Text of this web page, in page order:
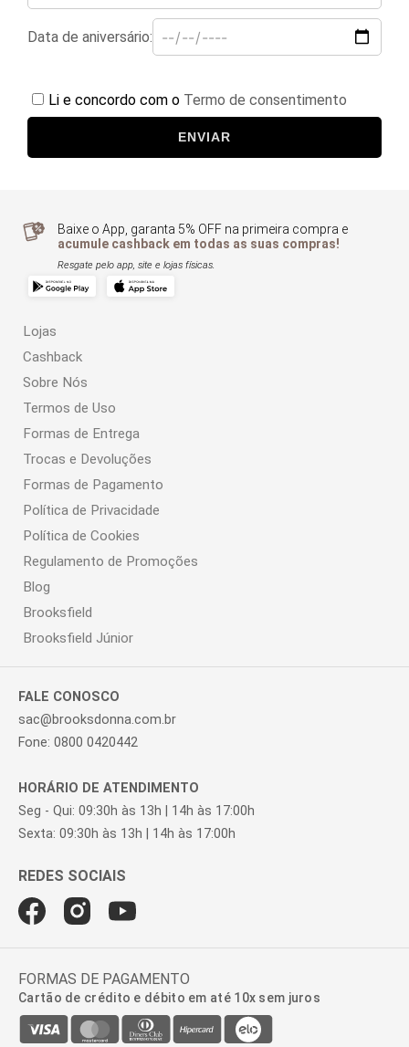
Data de aniversário:
Li e concordo com o Termo de consentimento
ENVIAR
Baixe o App, garanta 5% OFF na primeira compra e
acumule cashback em todas as suas compras!
Resgate pelo app, site e lojas físicas.
Lojas
Cashback
Sobre Nós
Termos de Uso
Formas de Entrega
Trocas e Devoluções
Formas de Pagamento
Política de Privacidade
Política de Cookies
Regulamento de Promoções
Blog
Brooksfield
Brooksfield Júnior
FALE CONOSCO
sac@brooksdonna.com.br
Fone: 0800 0420442
HORÁRIO DE ATENDIMENTO
Seg - Qui: 09:30h às 13h | 14h às 17:00h
Sexta: 09:30h às 13h | 14h às 17:00h
FORMAS DE PAGAMENTO
Cartão de crédito e débito em até 10x sem juros